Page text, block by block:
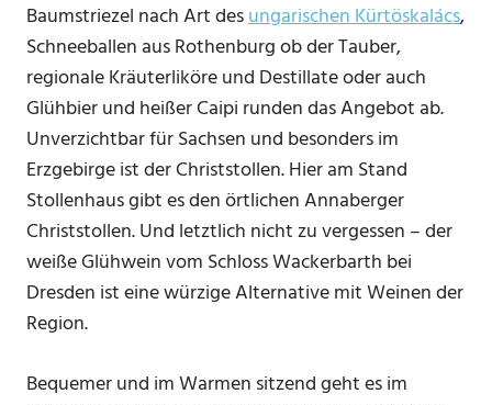
Baumstriezel nach Art desungarischen Kürtöskalács,
Schneeballen aus Rothenburg ob der Tauber,
regionale Kräuterliköre und Destillate oder auch
Glühbier und heißer Caipi runden das Angebot ab.
Unverzichtbar für Sachsen und besonders im
Erzgebirge ist der Christstollen. Hier am Stand
Stollenhaus gibt es den örtlichen Annaberger
Christstollen. Und letztlich nicht zu vergessen – der
weiße Glühwein vom Schloss Wackerbarth bei
Dresden ist eine würzige Alternative mit Weinen der
Region.
Bequemer und im Warmen sitzend geht es im